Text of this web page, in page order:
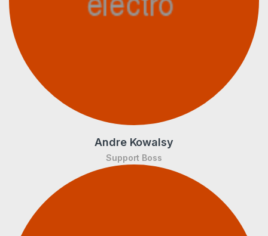
Andre Kowalsy
Support Boss